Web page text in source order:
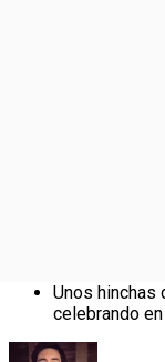
Unos hinchas
celebrando